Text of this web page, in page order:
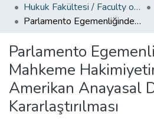
Hukuk Fakültesi / Faculty of Law
Parlamento Egemenliğinden Yüksek Mahkeme Hakimiyetine İngiliz ve Amerikan Anayasal Düzenlerinin Kararlaştırılması
Parlamento
Mahkeme
Amerikan Anayasal
Kararlaştırılması